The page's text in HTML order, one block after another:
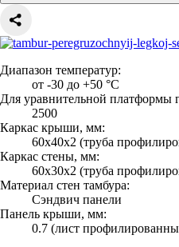
Диапазон температур:
от -30 до +50 °С
Для уравнительной платформы
2500
Каркас крыши, мм:
60х40х2 (труба
Каркас стены, мм:
60х30х2 (труба
Материал стен тамбура:
Сэндвич панели
Панель крыши, мм:
0.7 (лист